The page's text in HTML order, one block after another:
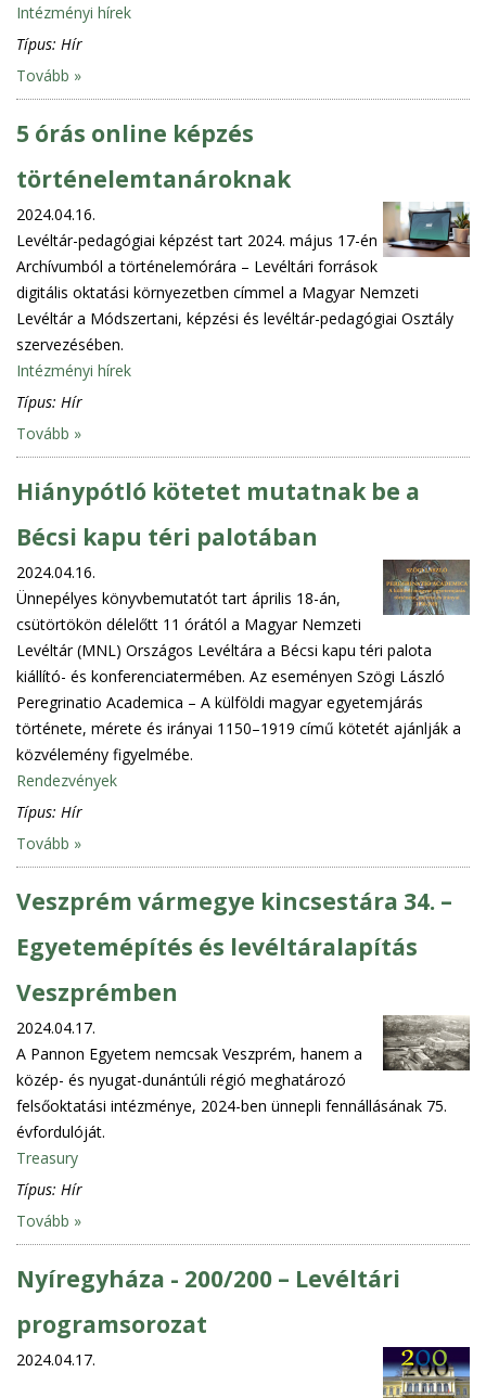
Intézményi hírek
Típus: Hír
Tovább »
5 órás online képzés
történelemtanároknak
2024.04.16.
Levéltár-pedagógiai képzést tart 2024. május 17-én
Archívumból a történelemórára – Levéltári források
digitális oktatási környezetben címmel a Magyar Nemzeti
Levéltár a Módszertani, képzési és levéltár-pedagógiai Osztály
szervezésében.
Intézményi hírek
Típus: Hír
Tovább »
Hiánypótló kötetet mutatnak be a
Bécsi kapu téri palotában
2024.04.16.
Ünnepélyes könyvbemutatót tart április 18-án,
csütörtökön délelőtt 11 órától a Magyar Nemzeti
Levéltár (MNL) Országos Levéltára a Bécsi kapu téri palota
kiállító- és konferenciatermében. Az eseményen Szögi László
Peregrinatio Academica – A külföldi magyar egyetemjárás
története, mérete és irányai 1150–1919 című kötetét ajánlják a
közvélemény figyelmébe.
Rendezvények
Típus: Hír
Tovább »
Veszprém vármegye kincsestára 34. –
Egyetemépítés és levéltáralapítás
Veszprémben
2024.04.17.
A Pannon Egyetem nemcsak Veszprém, hanem a
közép- és nyugat-dunántúli régió meghatározó
felsőoktatási intézménye, 2024-ben ünnepli fennállásának 75.
évfordulóját.
Treasury
Típus: Hír
Tovább »
Nyíregyháza - 200/200 – Levéltári
programsorozat
2024.04.17.